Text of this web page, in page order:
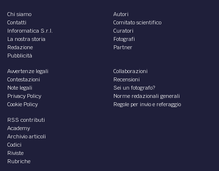
Chi siamo
Contatti
Inforomatica S.r.l.
La nostra storia
Redazione
Pubblicità
Autori
Comitato scientifico
Curatori
Fotografi
Partner
Avvertenze legali
Contestazioni
Note legali
Privacy Policy
Cookie Policy
Collaborazioni
Recensioni
Sei un fotografo?
Norme redazionali generali
Regole per invio e referaggio
RSS contributi
Academy
Archivio articoli
Codici
Riviste
Rubriche